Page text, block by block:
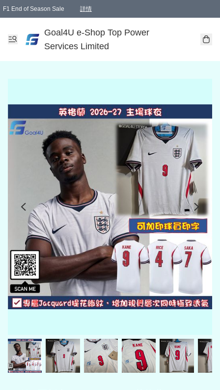
F1 End of Season Sale 詳情
Goal4U e-Shop Top Power
Services Limited